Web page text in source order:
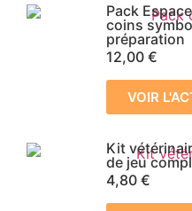
Pack
coins
préparation
12,00 €
VOIR
Kit
de jeu
4,80 €